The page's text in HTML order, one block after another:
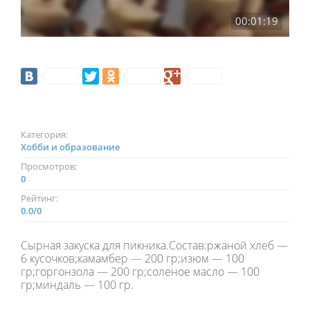
00:01:19
Категория:
Хобби и образование
Просмотров:
0
Рейтинг:
0.0/0
Сырная закуска для пикника.Состав:ржаной хлеб —
6 кусочков;камамбер — 200 гр;изюм — 100
гр;горгонзола — 200 гр;соленое масло — 100
гр;миндаль — 100 гр.